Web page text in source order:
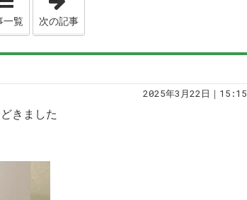
一覧 次の記事
2025年3月22日｜15:15
きました